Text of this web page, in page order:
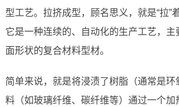
型工艺。拉挤成型，顾名思义，就是“拉”
它是一种连续的、自动化的生产工艺，主
面形状的复合材料型材。
简单来说，就是将浸渍了树脂（通常是环
料（如玻璃纤维、碳纤维等）通过一个加